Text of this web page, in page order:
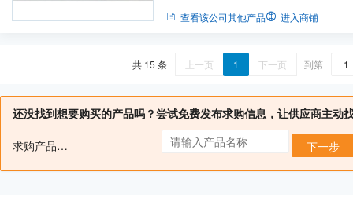
查看该公司其他产品 进入商铺
共 15 条 上一页 1 下一页 到第
还没找到想要购买的产品吗？尝试免费发布求购信息，让供应商主动
求购产品名： 下一步